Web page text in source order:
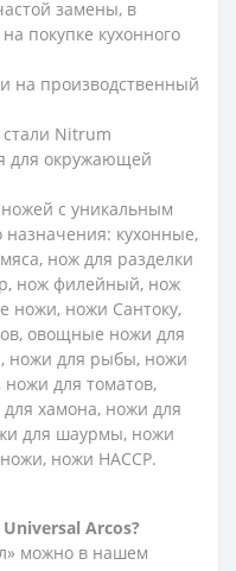
замены, в
покупке кухонного
на производственный
стали Nitrum
для окружающей
с уникальным
назначения: кухонные,
нож для разделки
нож филейный, нож
ножи, ножи Сантоку,
овощные ножи для
ножи для рыбы, ножи
для томатов,
хамона, ножи для
для шаурмы, ножи
ножи HACCP.
Universal Arcos?
можно в нашем